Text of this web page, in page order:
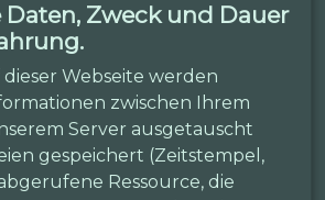
Daten, Zweck und Dauer
Webseite werden
zwischen Ihrem
Server ausgetauscht
gespeichert (Zeitstempel,
Ressource, die